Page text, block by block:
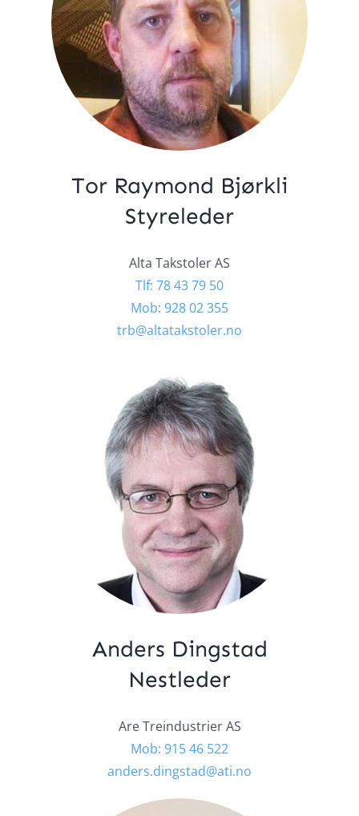
Tor Raymond Bjørkli
Styreleder
Alta Takstoler AS
Tlf: 78 43 79 50
Mob: 928 02 355
trb@altatakstoler.no
Anders Dingstad
Nestleder
Are Treindustrier AS
Mob: 915 46 522
anders.dingstad@ati.no